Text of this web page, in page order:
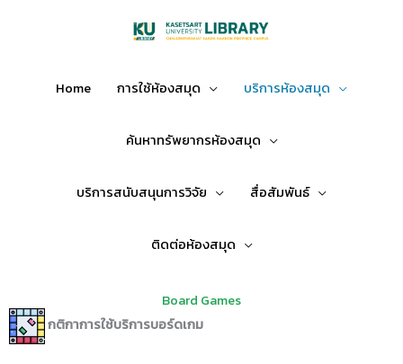
Home
การใช้ห้องสมุด บริการห้องสมุด
ค้นหาทรัพยากรห้องสมุด
บริการสนับสนุนการวิจัย สื่อสัมพันธ์
ติดต่อห้องสมุด
Board Games
กติกาการใช้บริการบอร์ดเกม